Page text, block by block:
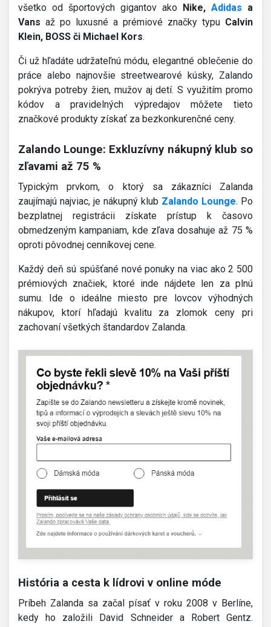
všetko od športových gigantov ako
Nike, Adidas a
Vans až po luxusné a prémiové značky typu Calvin
Klein, BOSS či Michael Kors.
Či už hľadáte udržateľnú módu, elegantné oblečenie do
práce alebo najnovšie streetwearové kúsky, Zalando
pokrýva potreby žien, mužov aj detí. S využitím promo
kódov a pravidelných výpredajov môžete tieto
značkové produkty získať za bezkonkurenčné ceny.
Zalando Lounge: Exkluzívny nákupný klub so
zľavami až 75 %
Typickým prvkom, o ktorý sa zákazníci Zalanda
zaujímajú najviac, je nákupný klub Zalando Lounge. Po
bezplatnej registrácii získate prístup k časovo
obmedzeným kampaniam, kde zľava dosahuje až 75 %
oproti pôvodnej cenníkovej cene.
Každý deň sú spúšťané nové ponuky na viac ako 2 500
prémiových značiek, ktoré inde nájdete len za plnú
sumu. Ide o ideálne miesto pre lovcov výhodných
nákupov, ktorí hľadajú kvalitu za zlomok ceny pri
zachovaní všetkých štandardov Zalanda.
História a cesta k lídrovi v online móde
Príbeh Zalanda sa začal písať v roku 2008 v Berlíne,
kedy ho založili David Schneider a Robert Gentz.